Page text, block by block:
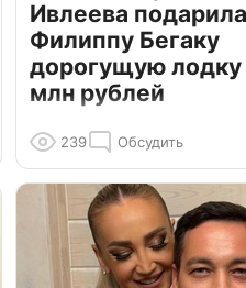
Ивлеева подарила
Филиппу Бегаку
дорогущую лодку
млн рублей
239 Обсудить